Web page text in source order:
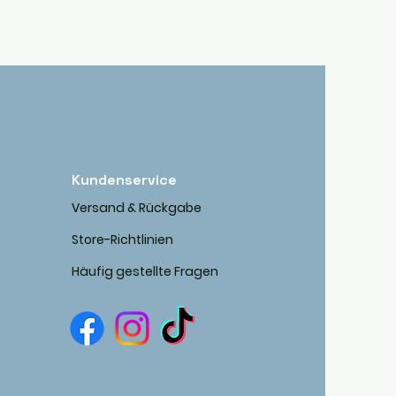
Kundenservice
Versand & Rückgabe
Store-Richtlinien
Häufig gestellte Fragen